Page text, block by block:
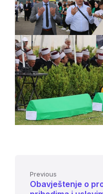
Previous
Obavještenje o